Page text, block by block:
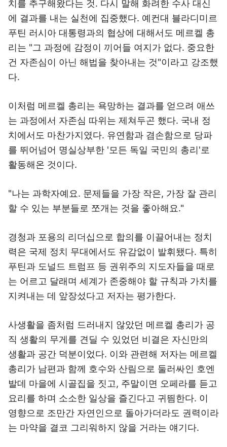
치를 추구해왔다는 것. 다시 말해 화려한 수사 대신
에 결과를 내는 실천에 집중했다. 예컨대 블라디미르
푸틴 러시아 대통령과의 협상에 대해서도 메르켈 총
리는 "그 과정에 감정이 끼어들 여지가 없다. 중요한
건 자존심이 아닌 해법을 찾아내는 것"이라고 강조했
다.
이처럼 메르켈 총리는 욕망하는 결과를 얻으려 애쓰
는 과정에서 자존심 따위는 제쳐두곤 했다. 국내 정
치에서도 마찬가지였다. 유연함과 겸손함으로 당파
를 뛰어넘어 명실상부한 '모든 독일 국민의 총리'로
활동해온 것이다.
"나는 과학자예요. 문제들을 가장 작은, 가장 잘 관리
할 수 있는 부분들로 쪼개는 것을 좋아해요."
경청과 포용의 리더십으로 합의를 이끌어내는 정치
력은 국제 정치 무대에서도 유감없이 발휘됐다. 특히
푸틴과 도널드 트럼프 등 권위주의 지도자들을 때로
는 어르고 달래며 세계가 존중해야 할 규칙과 가치를
지켜내는 데 앞장섰다고 저자는 평가한다.
사생활을 좀처럼 드러내지 않았던 메르켈 총리가 공
직 생활의 무게를 견딜 수 있었던 비결은 자신만의
생활과 공간 덕분이었다. 이와 관련해 저자는 메르켈
총리가 남편과 함께 호수와 산림으로 둘러싸인 호엔
발데 마을에 시골집을 짓고, 주말이면 오페라를 듣고
요리를 하며 소소한 일상을 즐긴다고 귀띔한다. 이
영향으로 조만간 자연인으로 돌아가더라도 권력이라
는 마약을 결코 그리워하지 않을 거라는 얘기다.